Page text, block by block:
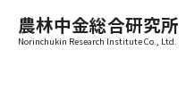
農林中金総合研究所
Norinchukin Research Institute Co., Ltd.